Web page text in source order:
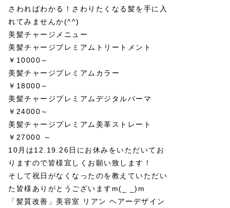
さわればわかる！さわりたくなる髪を手に入
れてみませんか(^^)
美髪チャージメニュー
美髪チャージプレミアムトリートメント
￥10000～
美髪チャージプレミアムカラー
￥18000～
美髪チャージプレミアムデジタルパーマ
￥24000～
美髪チャージプレミアム美革ストレート
￥27000 ～
10月は12.19.26日にお休みをいただいてお
りますので皆様宜しくお願い致します！
そして祝日がなくなったのを教えていただい
た皆様ありがとうございますm(_ _)m
「髪質改善」美容室 リアン ヘアーデザイン